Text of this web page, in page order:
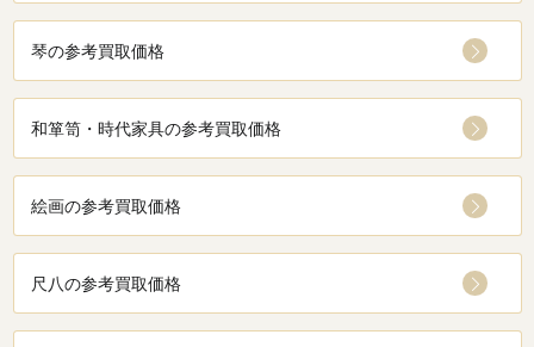
琴の参考買取価格
和箪笥・時代家具の参考買取価格
絵画の参考買取価格
尺八の参考買取価格